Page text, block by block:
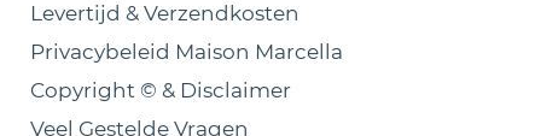
Levertijd & Verzendkosten
Privacybeleid Maison Marcella
Copyright © & Disclaimer
Veel Gestelde Vragen